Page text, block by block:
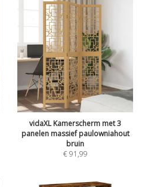
vidaXL Kamerscherm met 3
panelen massief paulowniahout
bruin
€91,99